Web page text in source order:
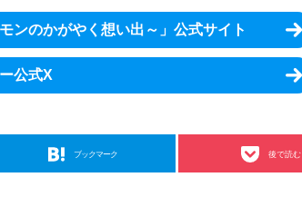
ンのかがやく想い出～」公式サイト
公式X
ブックマーク 後で読む